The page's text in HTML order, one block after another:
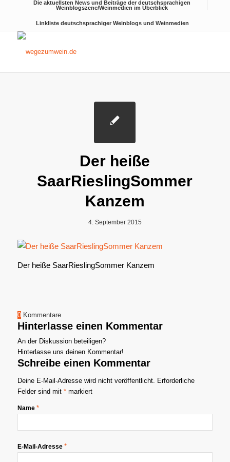
Die aktuellsten News und Beiträge der deutschsprachigen
Weinblogszene/Weinmedien im Überblick
Linkliste deutschsprachiger Weinblogs und Weinmedien
Der heiße
SaarRieslingSommer
Kanzem
4. September 2015
Der heiße SaarRieslingSommer Kanzem
0 Kommentare
Hinterlasse einen Kommentar
An der Diskussion beteiligen?
Hinterlasse uns deinen Kommentar!
Schreibe einen Kommentar
Deine E-Mail-Adresse wird nicht veröffentlicht. Erforderliche
Felder sind mit *markiert
Name *
E-Mail-Adresse *